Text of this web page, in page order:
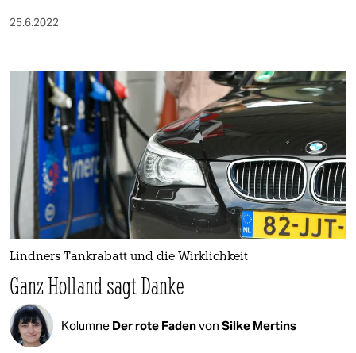
25.6.2022
Lindners Tankrabatt und die Wirklichkeit
Ganz Holland sagt Danke
Kolumne Der rote Fadenvon Silke Mertins